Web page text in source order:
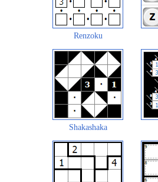
Renzoku
Shakashaka